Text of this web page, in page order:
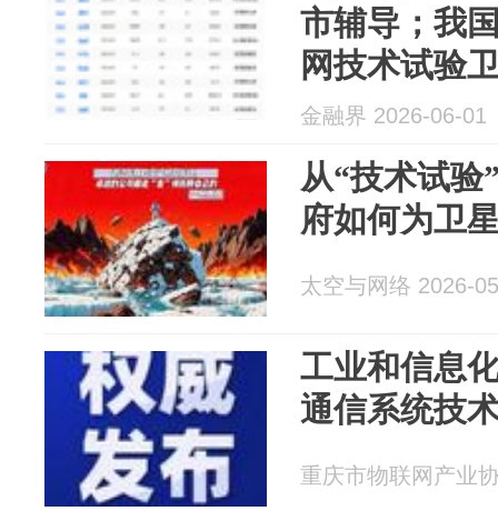
市辅导；我
网技术试验
算力全栈AI
金融界 2026-06-01
从“技术试验
府如何为卫
太空与网络 2026-
工业和信息
通信系统技
重庆市物联网产业